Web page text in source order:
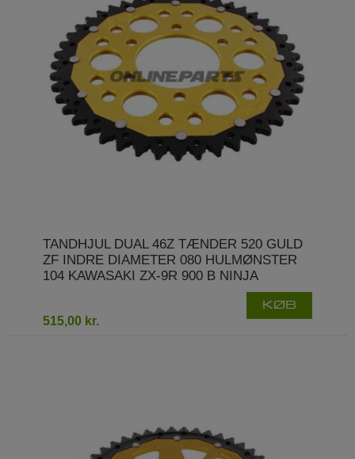
TANDHJUL DUAL 46Z TÆNDER 520 GULD
ZF INDRE DIAMETER 080 HULMØNSTER
104 KAWASAKI ZX-9R 900 B NINJA
515,00 kr.
KØB